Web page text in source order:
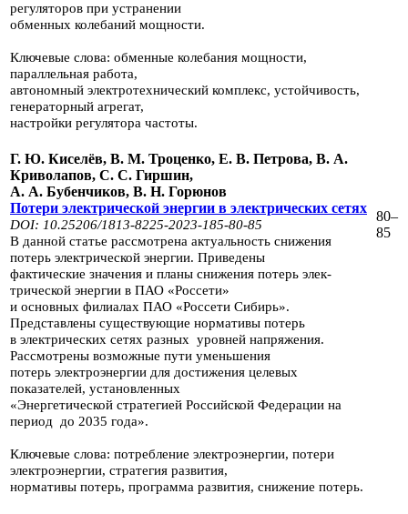
регу­ляторов при устранении
обменных колебаний мощности.
Ключевые слова: обменные колебания мощности,
параллельная работа,
авто­номный электротехнический комплекс, устойчивость,
генераторный агрегат,
настройки регулятора частоты.
Г. Ю. Киселёв, В. М. Троценко, Е. В. Петрова, В. А.
Криволапов, С. С. Гиршин,
А. А. Бубенчиков, В. Н. Горюнов
Потери электрической энергии в электрических сетях
DOI: 10.25206/1813-8225-2023-185-80-85
В данной статье рассмотрена актуальность снижения
потерь электрической энергии. Приведены
фактические значения и планы снижения потерь элек­
трической энергии в ПАО «Россети»
и основных филиалах ПАО «Россети Си­бирь».
Представлены существующие нормативы потерь
в электрических се­тях разных уровней напряжения.
Рассмотрены возможные пути уменьшения
потерь электроэнергии для достижения целевых
показателей, установленных
«Энергетической стратегией Российской Федерации на
период до 2035 года».
Ключевые слова: потребление электроэнергии, потери
электроэнергии, стра­тегия развития,
нормативы потерь, программа развития, снижение потерь.
80–
85